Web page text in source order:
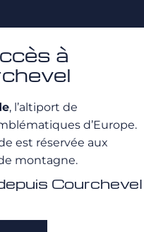
à
, l’altiport de
d’Europe.
est réservée aux
montagne.
Courchevel